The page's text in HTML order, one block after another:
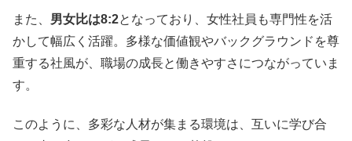
また、 男女比は8:2となっており、女性社員も専門性を活
かして幅広く活躍。多様な価値観やバックグラウンドを尊
重する社風が、職場の成長と働きやすさにつながっていま
す。
このように、多彩な人材が集まる環境は、互いに学び合